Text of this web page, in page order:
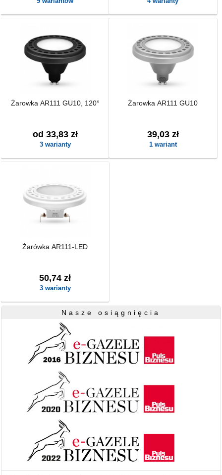
Żarowka AR111 GU10, 120°
od 33,83 zł
3 warianty
Żarowka AR111 GU10
39,03 zł
1 wariant
Żarówka AR111-LED
50,74 zł
3 warianty
Nasze osiągnięcia